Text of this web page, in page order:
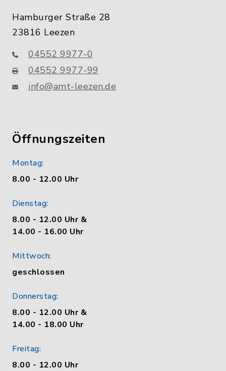
Hamburger Straße 28
23816 Leezen
04552 9977-0
04552 9977-99
info@amt-leezen.de
Öffnungszeiten
Montag:
8.00 - 12.00 Uhr
Dienstag:
8.00 - 12.00 Uhr &
14.00 - 16.00 Uhr
Mittwoch:
geschlossen
Donnerstag:
8.00 - 12.00 Uhr &
14.00 - 18.00 Uhr
Freitag:
8.00 - 12.00 Uhr